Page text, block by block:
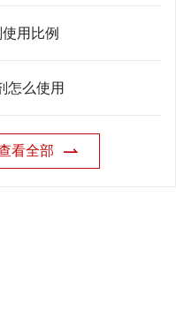
用比例
怎么使用
看全部